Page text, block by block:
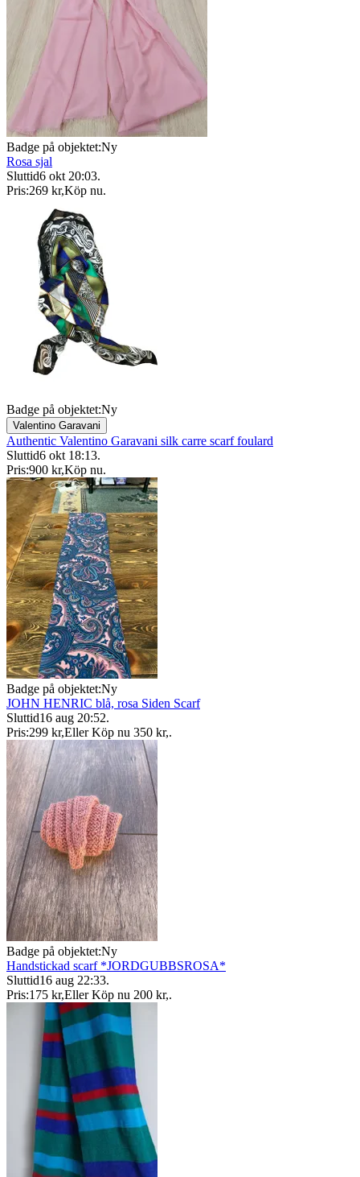
Badge på objektet:Ny
Rosa sjal
Sluttid6 okt 20:03.
Pris:269 kr,Köp nu.
Badge på objektet:Ny
Valentino Garavani
Authentic Valentino Garavani silk carre scarf foulard
Sluttid6 okt 18:13.
Pris:900 kr,Köp nu.
Badge på objektet:Ny
JOHN HENRIC blå, rosa Siden Scarf
Sluttid16 aug 20:52.
Pris:299 kr,Eller Köp nu 350 kr,.
Badge på objektet:Ny
Handstickad scarf *JORDGUBBSROSA*
Sluttid16 aug 22:33.
Pris:175 kr,Eller Köp nu 200 kr,.